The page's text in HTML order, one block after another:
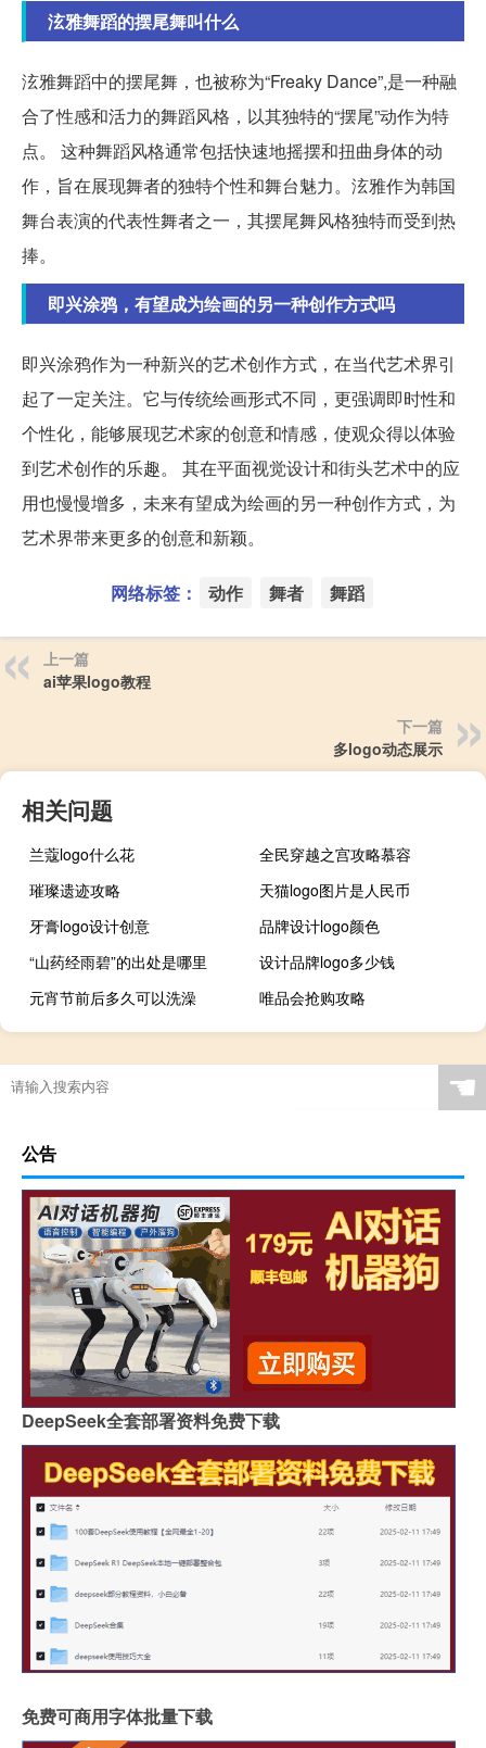
泫雅舞蹈的摆尾舞叫什么
泫雅舞蹈中的摆尾舞，也被称为“Freaky Dance”,是一种融
合了性感和活力的舞蹈风格，以其独特的“摆尾”动作为特
点。 这种舞蹈风格通常包括快速地摇摆和扭曲身体的动
作，旨在展现舞者的独特个性和舞台魅力。泫雅作为韩国
舞台表演的代表性舞者之一，其摆尾舞风格独特而受到热
捧。
即兴涂鸦，有望成为绘画的另一种创作方式吗
即兴涂鸦作为一种新兴的艺术创作方式，在当代艺术界引
起了一定关注。它与传统绘画形式不同，更强调即时性和
个性化，能够展现艺术家的创意和情感，使观众得以体验
到艺术创作的乐趣。 其在平面视觉设计和街头艺术中的应
用也慢慢增多，未来有望成为绘画的另一种创作方式，为
艺术界带来更多的创意和新颖。
网络标签： 动作 舞者 舞蹈
上一篇
ai苹果logo教程
下一篇
多logo动态展示
相关问题
兰蔻logo什么花
全民穿越之宫攻略慕容
璀璨遗迹攻略
天猫logo图片是人民币
牙膏logo设计创意
品牌设计logo颜色
“山药经雨碧”的出处是哪里
设计品牌logo多少钱
元宵节前后多久可以洗澡
唯品会抢购攻略
☚
公告
DeepSeek全套部署资料免费下载
免费可商用字体批量下载